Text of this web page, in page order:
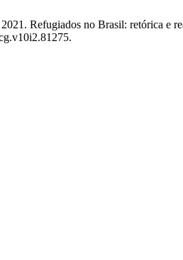
Refugiados no Brasil: retórica e